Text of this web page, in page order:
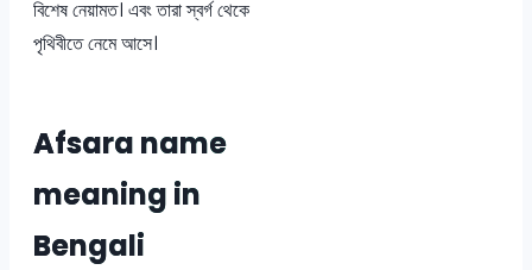
বিশেষ নেয়ামত। এবং তারা স্বর্গ থেকে
পৃথিবীতে নেমে আসে।
Afsara name
meaning in
Bengali